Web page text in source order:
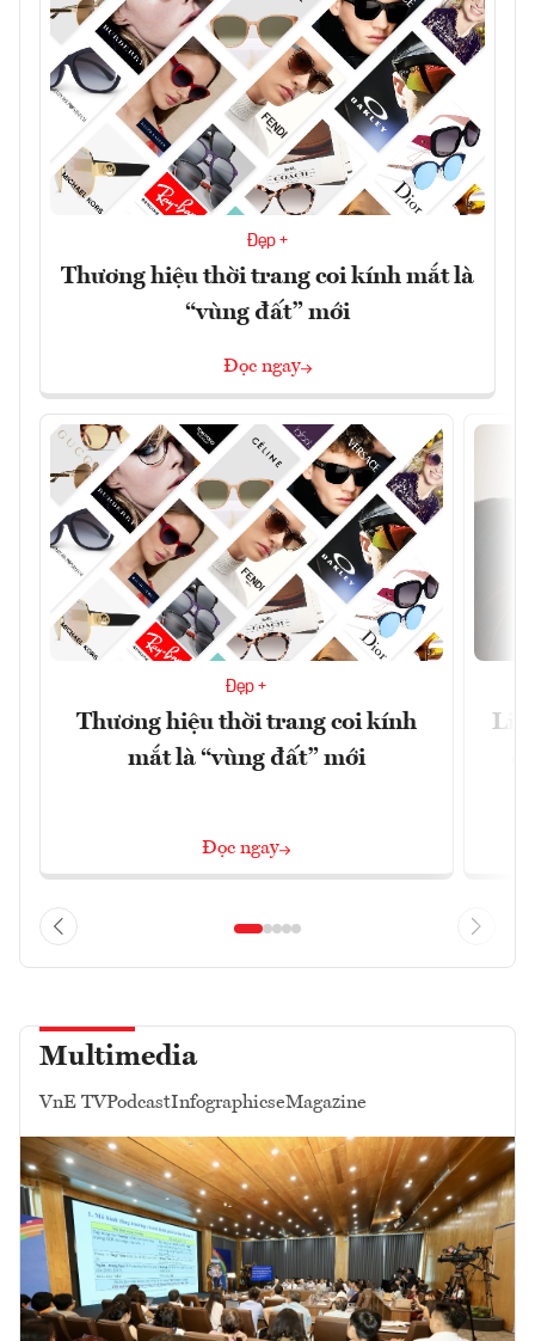
Đẹp +
Thương hiệu thời trang coi kính mắt là
“vùng đất” mới
Đọc ngay
Đẹp +
Thương hiệu thời trang coi kính
mắt là “vùng đất” mới
Đọc ngay
Multimedia
VnE TVPodcastInfographicseMagazine